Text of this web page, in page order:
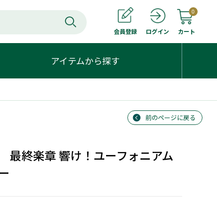
会員登録 ログイン
0
カート
アイテムから探す
前のページに戻る
終楽章 響け！ユーフォニアム